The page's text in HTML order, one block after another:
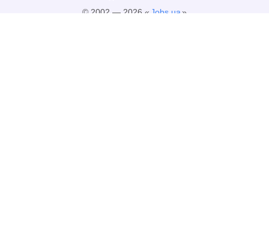
© 2002 — 2026 « Jobs.ua»